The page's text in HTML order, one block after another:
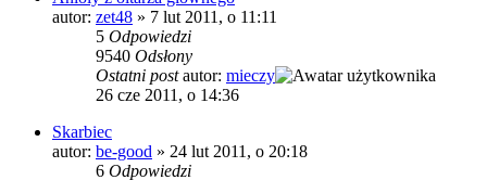
autor: zet48 » 7 lut 2011, o 11:11
5 Odpowiedzi
9540 Odsłony
Ostatni postautor: mieczy
26 cze 2011, o 14:36
Skarbiec
autor: be-good » 24 lut 2011, o 20:18
6 Odpowiedzi